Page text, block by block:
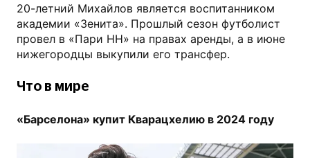
20-летний Михайлов является воспитанником
академии «Зенита». Прошлый сезон футболист
провел в «Пари НН» на правах аренды, а в июне
нижегородцы выкупили его трансфер.
Что в мире
«Барселона» купит Кварацхелию в 2024 году